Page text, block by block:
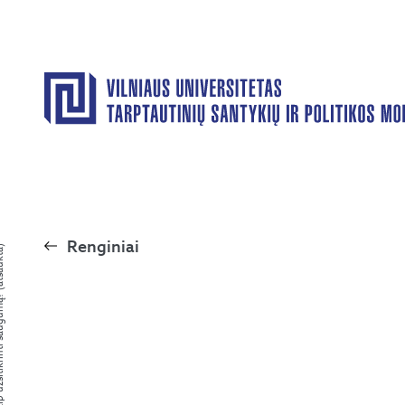
Renginiai